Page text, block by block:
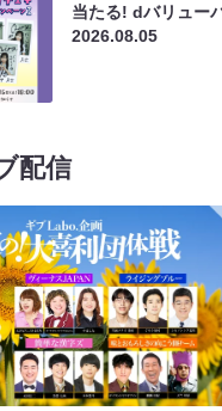
当たる! dバリュー
2026.08.05
配信